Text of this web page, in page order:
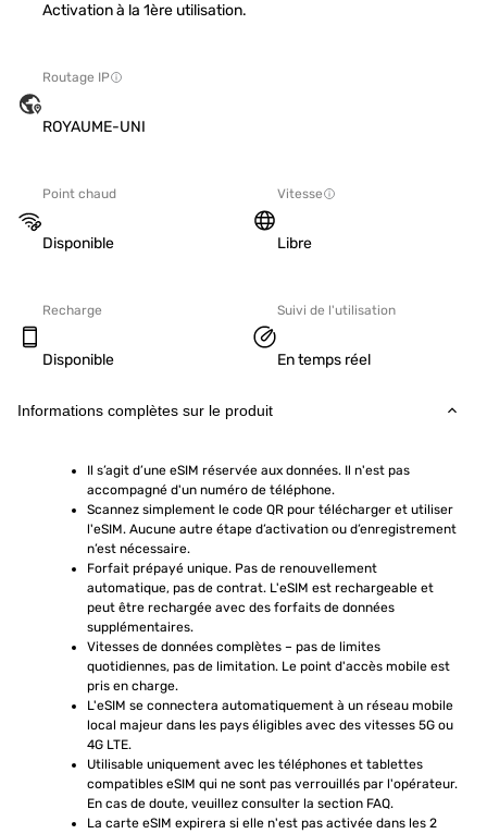
Activation à la 1ère utilisation.
Routage IP
ROYAUME-UNI
Point chaud
Disponible
Vitesse
Libre
Recharge
Disponible
Suivi de l'utilisation
En temps réel
Informations complètes sur le produit
Il s’agit d’une eSIM réservée aux données. Il n'est pas
accompagné d'un numéro de téléphone.
Scannez simplement le code QR pour télécharger et utiliser
l'eSIM. Aucune autre étape d’activation ou d’enregistrement
n’est nécessaire.
Forfait prépayé unique. Pas de renouvellement
automatique, pas de contrat. L'eSIM est rechargeable et
peut être rechargée avec des forfaits de données
supplémentaires.
Vitesses de données complètes – pas de limites
quotidiennes, pas de limitation. Le point d'accès mobile est
pris en charge.
L'eSIM se connectera automatiquement à un réseau mobile
local majeur dans les pays éligibles avec des vitesses 5G ou
4G LTE.
Utilisable uniquement avec les téléphones et tablettes
compatibles eSIM qui ne sont pas verrouillés par l'opérateur.
En cas de doute, veuillez consulter la section FAQ.
La carte eSIM expirera si elle n'est pas activée dans les 2